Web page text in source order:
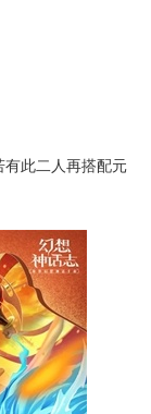
有此二人再搭配元